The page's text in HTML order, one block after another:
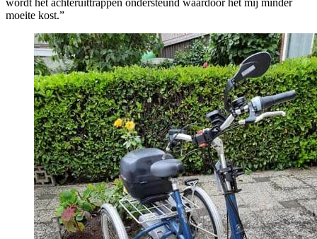
wordt het achteruittrappen ondersteund waardoor het mij minder
moeite kost.”